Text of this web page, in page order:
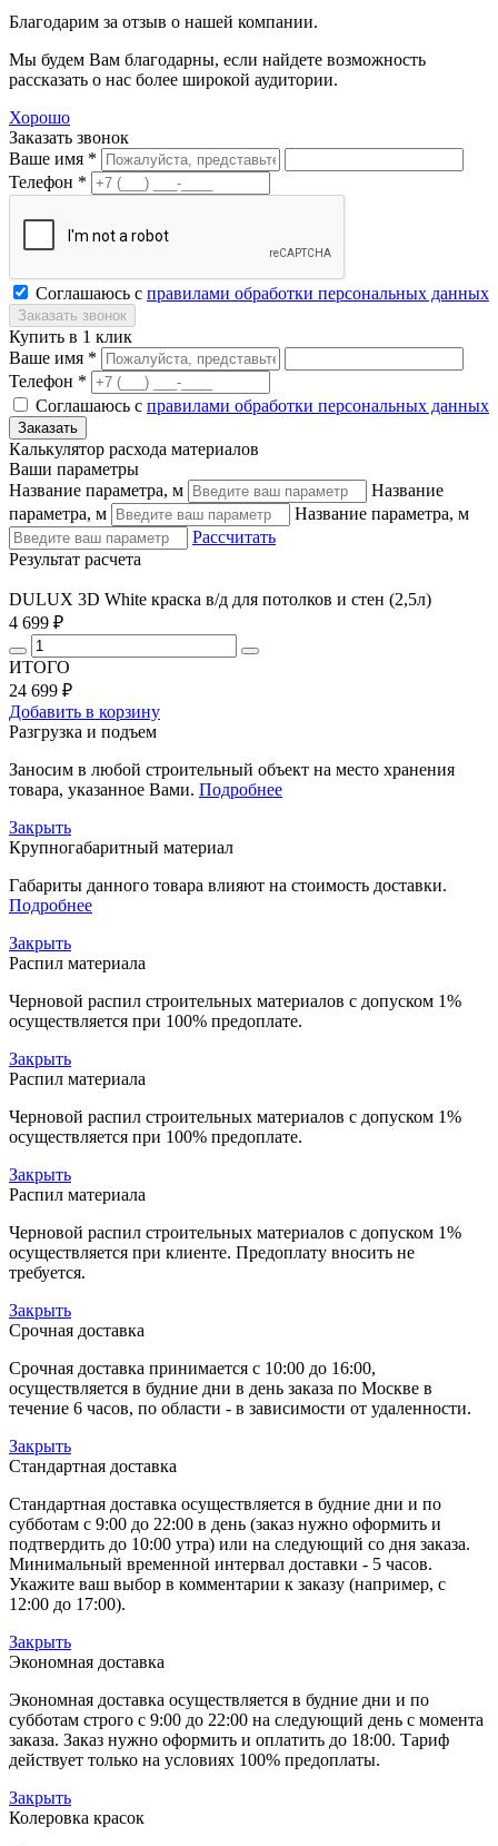
Благодарим за отзыв о нашей компании.
Мы будем Вам благодарны, если найдете возможность
рассказать о нас более широкой аудитории.
Хорошо
Заказать звонок
Ваше имя *
Телефон *
Соглашаюсь с правилами обработки персональных данных
Купить в 1 клик
Ваше имя *
Телефон *
Соглашаюсь с правилами обработки персональных данных
Калькулятор расхода материалов
Ваши параметры
Название параметра, м
Название
параметра, м
Название параметра, м
Рассчитать
Результат расчета
DULUX 3D White краска в/д для потолков и стен (2,5л)
4 699 ₽
ИТОГО
24 699 ₽
Добавить в корзину
Разгрузка и подъем
Заносим в любой строительный объект на место хранения
товара, указанное Вами. Подробнее
Закрыть
Крупногабаритный материал
Габариты данного товара влияют на стоимость доставки.
Подробнее
Закрыть
Распил материала
Черновой распил строительных материалов с допуском 1%
осуществляется при 100% предоплате.
Закрыть
Распил материала
Черновой распил строительных материалов с допуском 1%
осуществляется при 100% предоплате.
Закрыть
Распил материала
Черновой распил строительных материалов с допуском 1%
осуществляется при клиенте. Предоплату вносить не
требуется.
Закрыть
Срочная доставка
Срочная доставка принимается с 10:00 до 16:00,
осуществляется в будние дни в день заказа по Москве в
течение 6 часов, по области - в зависимости от удаленности.
Закрыть
Стандартная доставка
Стандартная доставка осуществляется в будние дни и по
субботам с 9:00 до 22:00 в день (заказ нужно оформить и
подтвердить до 10:00 утра) или на следующий со дня заказа.
Минимальный временной интервал доставки - 5 часов.
Укажите ваш выбор в комментарии к заказу (например, с
12:00 до 17:00).
Закрыть
Экономная доставка
Экономная доставка осуществляется в будние дни и по
субботам строго с 9:00 до 22:00 на следующий день с момента
заказа. Заказ нужно оформить и оплатить до 18:00. Тариф
действует только на условиях 100% предоплаты.
Закрыть
Колеровка красок